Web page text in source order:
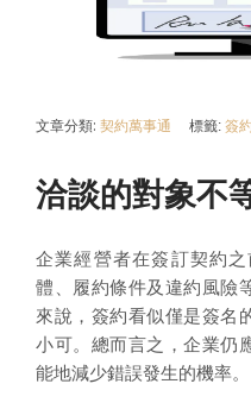
文章分類: 契約萬事通 標籤: 簽
洽談的對象不
企業經營者在簽訂契約
體、履約條件及違約風險
來說，簽約看似僅是簽名
小可。總而言之，企業仍
能地減少錯誤發生的機率。